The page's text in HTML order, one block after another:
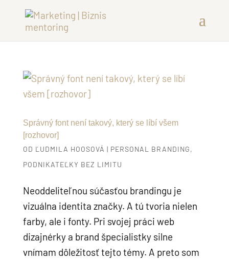
Správný font není takový, který se líbí všem
[rozhovor]
OD ĽUDMILA HOOSOVÁ | PERSONAL BRANDING,
PODNIKATEĽKY BEZ LIMITU
Neoddeliteľnou súčasťou brandingu je
vizuálna identita značky. A tú tvoria nielen
farby, ale i fonty. Pri svojej práci web
dizajnérky a brand špecialistky silne
vnímam dôležitosť tejto témy. A preto som